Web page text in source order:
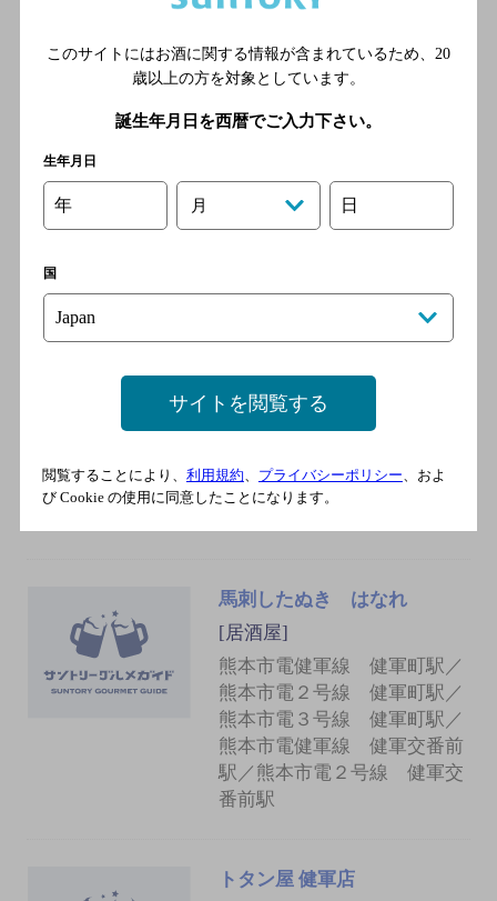
[居酒屋]
熊本市電２号線 健軍町駅／
熊本市電健軍線 健軍交番前
駅／熊本市電２号線 健軍交
熊本市電健軍線 健軍町駅／
熊本市電２号線 健軍町駅／
熊本市電３号線 健軍町駅／
熊本市電健軍線 健軍交番前
駅／熊本市電２号線 健軍交
馬刺したぬき はなれ
[居酒屋]
熊本市電健軍線 健軍町駅／
熊本市電２号線 健軍町駅／
熊本市電３号線 健軍町駅／
熊本市電健軍線 健軍交番前
駅／熊本市電２号線 健軍交
番前駅
トタン屋 健軍店
このサイトにはお酒に関する情報が含まれているため、 20
歳以上の方を対象としています。
誕生年月日を西暦でご入力下さい。
生年月日
年 月 日
国
サイトを閲覧する
閲覧することにより、 利用規約 プライバシーポリシー 、およ
び Cookie の使用に同意したことになります。